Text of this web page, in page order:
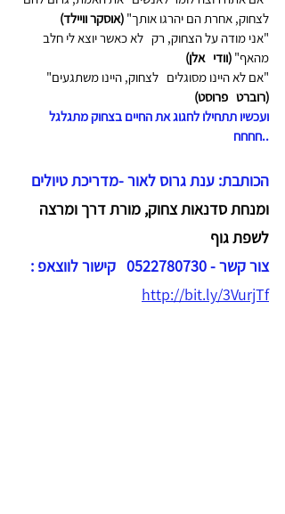
לצחוק, אחרת הם יהרגו אותך" (אוסקר וויילד)
"אני מודה על הצחוק, רק   לא כאשר יוצא לי חלב
מהאף" (וודי   אלן)
"אם לא היינו מסוגלים   לצחוק, היינו משתגעים"
(רוברט   פרוסט)
ועכשיו תתחילו לחגוג את החיים בצחוק מתגלגל
..חחחח
הכותבת: ענת גרוס לאור -מדריכת טיולים
ומנחת סדנאות צחוק, מורת דרך ומרצה
לשפת גוף
צור קשר - 0522780730   קישור לווצאפ :
http://bit.ly/3VurjTf